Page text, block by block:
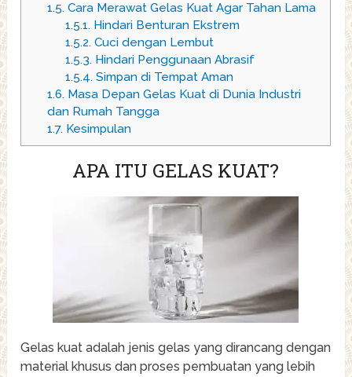
1.5.Cara Merawat Gelas Kuat Agar Tahan Lama
1.5.1.Hindari Benturan Ekstrem
1.5.2.Cuci dengan Lembut
1.5.3.Hindari Penggunaan Abrasif
1.5.4.Simpan di Tempat Aman
1.6.Masa Depan Gelas Kuat di Dunia Industri
dan Rumah Tangga
1.7.Kesimpulan
APA ITU GELAS KUAT?
Gelas kuat adalah jenis gelas yang dirancang dengan
material khusus dan proses pembuatan yang lebih